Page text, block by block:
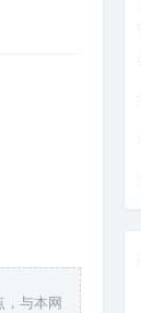
，与本网